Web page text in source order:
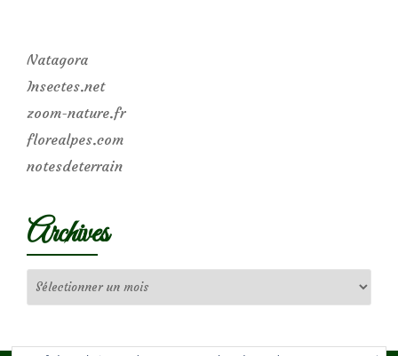
Natagora
Insectes.net
zoom-nature.fr
florealpes.com
notesdeterrain
Archives